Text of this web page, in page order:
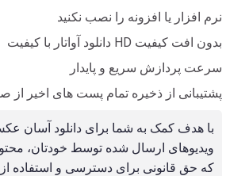
نرم افزار یا افزونه را نصب نکنید
دانلود آواتار با کیفیت HD بدون افت کیفیت
سرعت پردازش سریع و پایدار
پشتیبانی از ذخیره تمام پست های اخیر از
ویدیوهای ارسال شده توسط خودتان،
که حق قانونی برای دسترسی و استفاده از